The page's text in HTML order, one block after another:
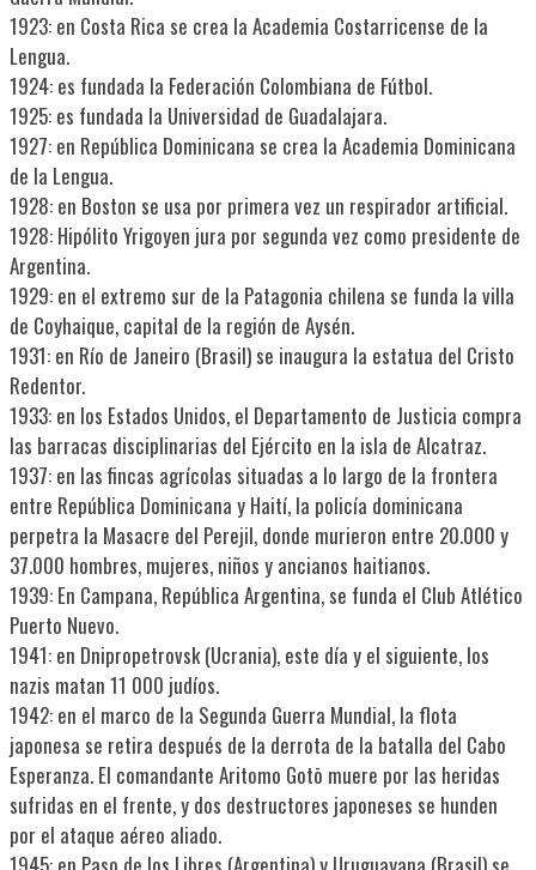
1923: en Costa Rica se crea la Academia Costarricense de la
Lengua.
1924: es fundada la Federación Colombiana de Fútbol.
1925: es fundada la Universidad de Guadalajara.
1927: en República Dominicana se crea la Academia Dominicana
de la Lengua.
1928: en Boston se usa por primera vez un respirador artificial.
1928: Hipólito Yrigoyen jura por segunda vez como presidente de
Argentina.
1929: en el extremo sur de la Patagonia chilena se funda la villa
de Coyhaique, capital de la región de Aysén.
1931: en Río de Janeiro (Brasil) se inaugura la estatua del Cristo
Redentor.
1933: en los Estados Unidos, el Departamento de Justicia compra
las barracas disciplinarias del Ejército en la isla de Alcatraz.
1937: en las fincas agrícolas situadas a lo largo de la frontera
entre República Dominicana y Haití, la policía dominicana
perpetra la Masacre del Perejil, donde murieron entre 20.000 y
37.000 hombres, mujeres, niños y ancianos haitianos.
1939: En Campana, República Argentina, se funda el Club Atlético
Puerto Nuevo.
1941: en Dnipropetrovsk (Ucrania), este día y el siguiente, los
nazis matan 11 000 judíos.
1942: en el marco de la Segunda Guerra Mundial, la flota
japonesa se retira después de la derrota de la batalla del Cabo
Esperanza. El comandante Aritomo Gotō muere por las heridas
sufridas en el frente, y dos destructores japoneses se hunden
por el ataque aéreo aliado.